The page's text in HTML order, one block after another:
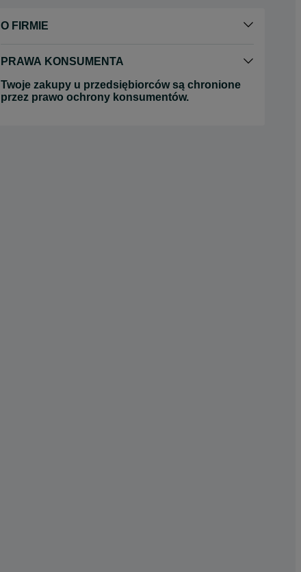
O FIRMIE
PRAWA KONSUMENTA
Twoje zakupy u przedsiębiorców są chronione
przez prawo ochrony konsumentów.